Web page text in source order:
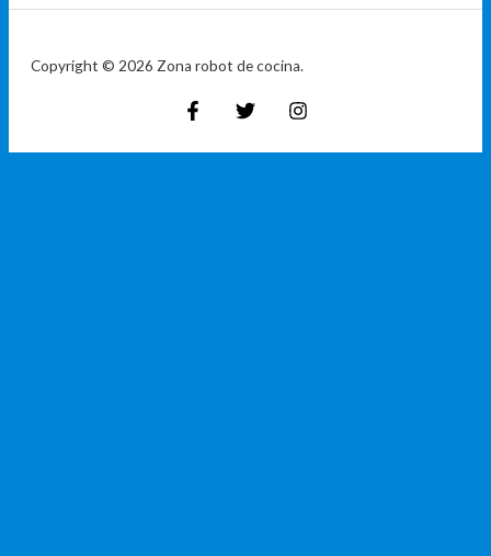
Copyright © 2026 Zona robot de cocina.